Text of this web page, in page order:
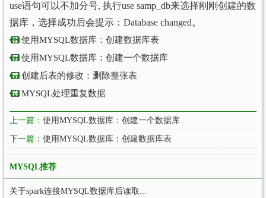
use语句可以不加分号, 执行use samp_db来选择刚刚创建的数
据库，选择成功后会提示：Database changed。
使用MYSQL数据库：创建数据库表
使用MYSQL数据库：创建一个数据库
创建后表的修改：删除整张表
MYSQL处理重复数据
上一篇： 使用MYSQL数据库：创建一个数据库
下一篇： 使用MYSQL数据库：创建数据库表
MYSQL推荐
关于spark连接MYSQL数据库后读取...